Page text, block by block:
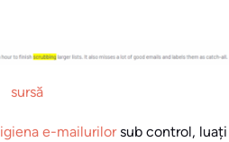
sursă
igiena e-mailurilorsub control, luați